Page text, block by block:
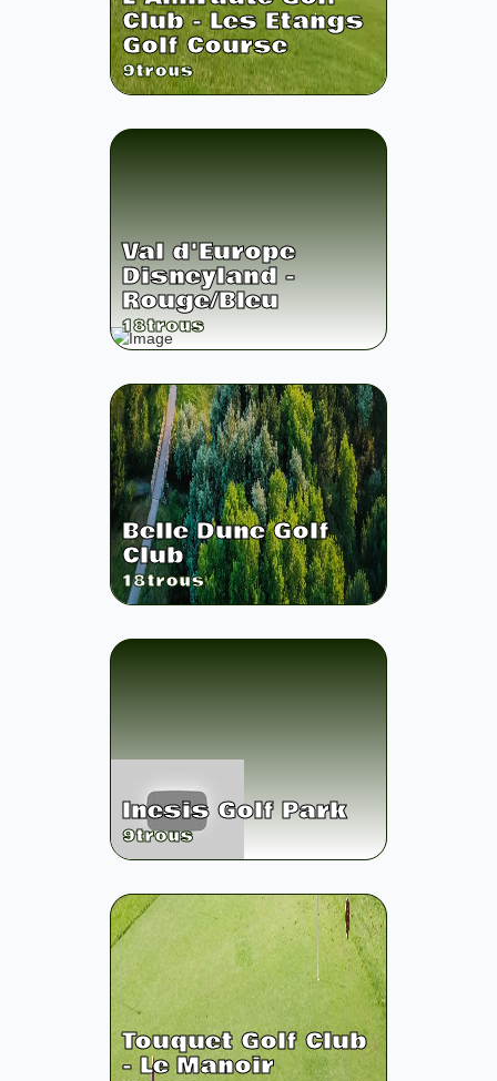
Club - Les Etangs
Golf Course
9trous
Val d'Europe
Disneyland -
Rouge/Bleu
18trous
Belle Dune Golf
Club
18trous
Inesis Golf Park
9trous
Touquet Golf Club
- Le Manoir